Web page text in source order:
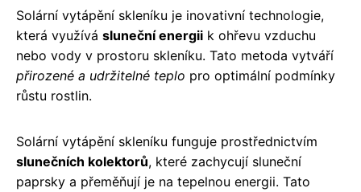
Solární vytápění skleníku je inovativní technologie,
která využívá sluneční energii k ohřevu vzduchu
nebo vody v prostoru skleníku. Tato metoda vytváří
přirozené a udržitelné teplo pro optimální podmínky
růstu rostlin.
Solární vytápění skleníku funguje prostřednictvím
slunečních kolektorů, které zachycují sluneční
paprsky a přeměňují je na tepelnou energii. Tato